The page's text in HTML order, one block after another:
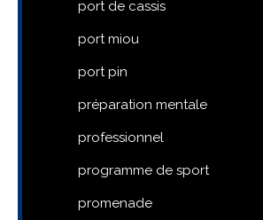
port de cassis
port miou
port pin
préparation mentale
professionnel
programme de sport
promenade